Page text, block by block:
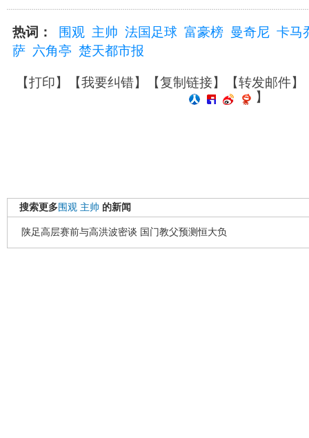
热词： 围观 主帅 法国足球 富豪榜 曼奇尼 卡马
萨 六角亭 楚天都市报
【打印】【我要纠错】【复制链接】【转发邮件】
】
搜索更多围观 主帅 的新闻
陕足高层赛前与高洪波密谈 国门教父预测恒大负